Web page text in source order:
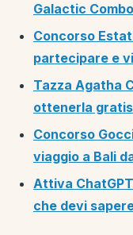
Galactic Combo
Concorso
partecipare e
Tazza Agatha
ottenerla gratis
Concorso
viaggio a Bali
Attiva
che devi